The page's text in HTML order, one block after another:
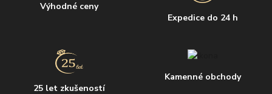
Výhodné ceny
Expedice do 24 h
25 let zkušeností
Kamenné obchody